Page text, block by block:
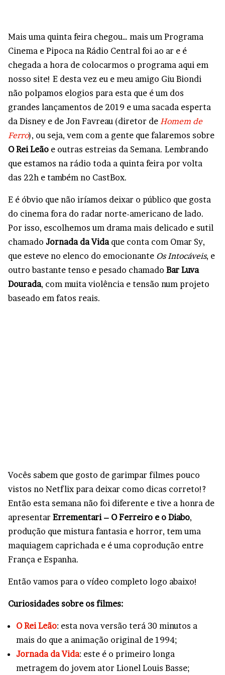
Mais uma quinta feira chegou… mais um Programa
Cinema e Pipoca na Rádio Central foi ao ar e é
chegada a hora de colocarmos o programa aqui em
nosso site! E desta vez eu e meu amigo Giu Biondi
não polpamos elogios para esta que é um dos
grandes lançamentos de 2019 e uma sacada esperta
da Disney e de Jon Favreau (diretor de Homem de
Ferro), ou seja, vem com a gente que falaremos sobre
O Rei Leão e outras estreias da Semana. Lembrando
que estamos na rádio toda a quinta feira por volta
das 22h e também no CastBox.
E é óbvio que não iríamos deixar o público que gosta
do cinema fora do radar norte-americano de lado.
Por isso, escolhemos um drama mais delicado e sutil
chamado Jornada da Vidaque conta com Omar Sy,
que esteve no elenco do emocionante Os Intocáveis, e
outro bastante tenso e pesado chamado Bar Luva
Dourada, com muita violência e tensão num projeto
baseado em fatos reais.
Vocês sabem que gosto de garimpar filmes pouco
vistos no Netflix para deixar como dicas correto!?
Então esta semana não foi diferente e tive a honra de
apresentar Errementari – O Ferreiro e o Diabo,
produção que mistura fantasia e horror, tem uma
maquiagem caprichada e é uma coprodução entre
França e Espanha.
Então vamos para o vídeo completo logo abaixo!
Curiosidades sobre os filmes:
O Rei Leão: esta nova versão terá 30 minutos a
mais do que a animação original de 1994;
Jornada da Vida: este é o primeiro longa
metragem do jovem ator Lionel Louis Basse;